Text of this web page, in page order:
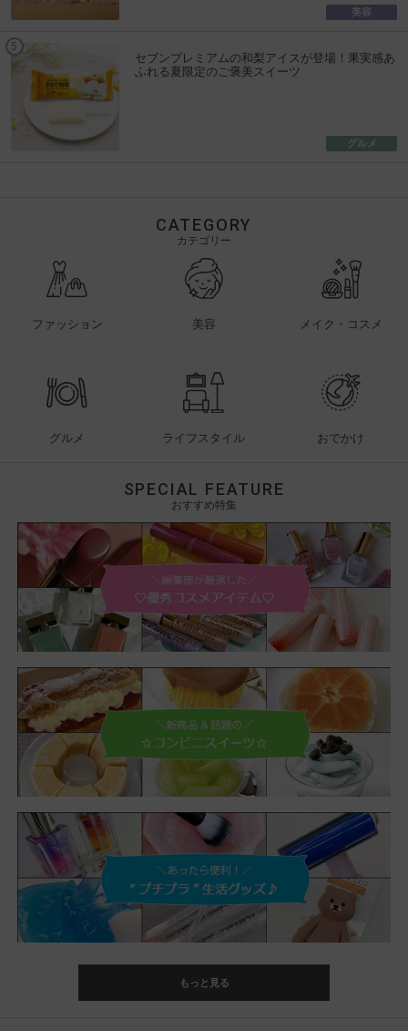
美容
セブンプレミアムの和梨アイスが登場！果実感あ
ふれる夏限定のご褒美スイーツ
グルメ
CATEGORY
カテゴリー
ファッション 美容 メイク・コスメ
グルメ ライフスタイル おでかけ
SPECIAL FEATURE
おすすめ特集
もっと見る